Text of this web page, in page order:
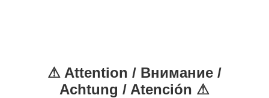
⚠ Attention / Внимание /
Achtung / Atención ⚠